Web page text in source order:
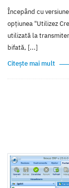
Începând cu
opțiunea "Utilizez
utilizată la
bifată, [...]
Citește mai mult